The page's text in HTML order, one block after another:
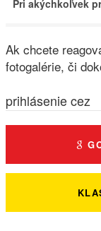
Pri akýchkoľvek
Ak chcete
fotogalérie, či
prihlásenie cez